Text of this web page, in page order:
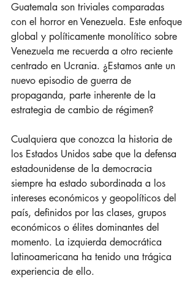
Guatemala son triviales comparadas
con el horror en Venezuela. Este enfoque
global y políticamente monolítico sobre
Venezuela me recuerda a otro reciente
centrado en Ucrania. ¿Estamos ante un
nuevo episodio de guerra de
propaganda, parte inherente de la
estrategia de cambio de régimen?
Cualquiera que conozca la historia de
los Estados Unidos sabe que la defensa
estadounidense de la democracia
siempre ha estado subordinada a los
intereses económicos y geopolíticos del
país, definidos por las clases, grupos
económicos o élites dominantes del
momento. La izquierda democrática
latinoamericana ha tenido una trágica
experiencia de ello.